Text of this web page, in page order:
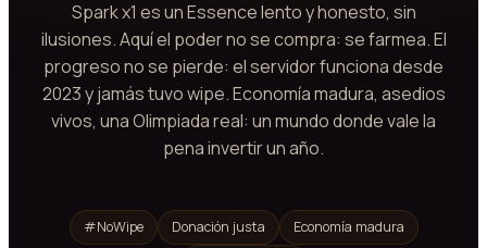
Spark x1 es un Essence lento y honesto, sin
ilusiones. Aquí el poder no se compra: se farmea. El
progreso no se pierde: el servidor funciona desde
2023 y jamás tuvo wipe. Economía madura, asedios
vivos, una Olimpiada real: un mundo donde vale la
pena invertir un año.
#NoWipe Donación justa
Economía madura